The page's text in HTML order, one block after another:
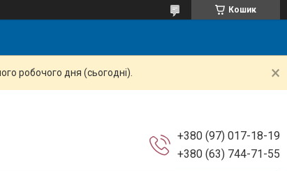
Кошик
робочого дня (сьогодні).
+380 (97) 017-18-19
+380 (63) 744-71-55